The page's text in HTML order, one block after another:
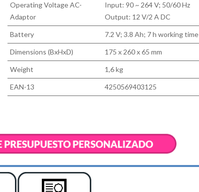
Operating Voltage AC-
Adaptor
Input: 90 ~ 264 V; 50/60 Hz
Output: 12 V/2 A DC
Battery 7.2 V; 3.8 Ah; 7 h working time
Dimensions (BxHxD) 175 x 260 x 65 mm
Weight 1,6 kg
EAN-13 4250569403125